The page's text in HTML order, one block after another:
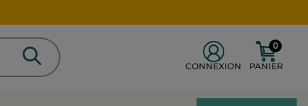
CONNEXION PANIER
0